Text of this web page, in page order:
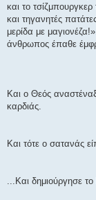
και το
και τηγανητές
μερίδα με
άνθρωπος έπαθε
Και ο Θεός
καρδιάς.
Και τότε ο σατανάς
...Και δημιούργησε το